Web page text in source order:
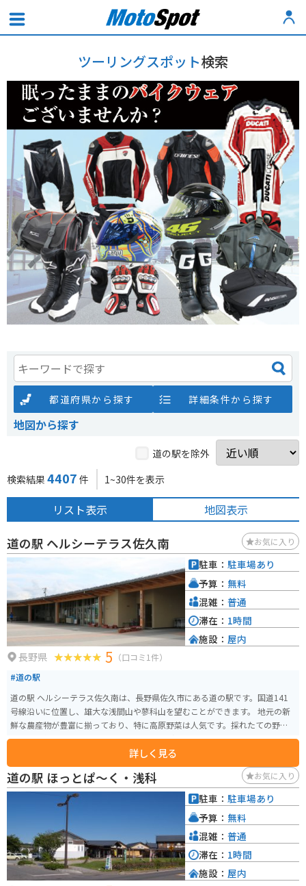
ツーリングスポット検索
都道府県から探す 詳細条件から探す
地図から探す
道の駅を除外
検索結果 4407 件 1~30件を表示
リスト表示 地図表示
道の駅 ヘルシーテラス佐久南 お気に入り
長野県 5 （口コミ1件）
#道の駅
道の駅 ヘルシーテラス佐久南は、長野県佐久市にある道の駅です。国道141
号線沿いに位置し、雄大な浅間山や蓼科山を望むことができます。 地元の新
鮮な農産物が豊富に揃っており、特に高原野菜は人気です。採れたての野菜
や果物を使ったソフトクリームやジャムなども販売されており、お土産にも
んに使った料理を楽しむことができます。信州そばや佐久鯉など、長野県なら
ではの味が堪能できます。 バイクで訪れる場合、駐車場も広々としており、
休憩場所としても最適です。道の駅 ヘルシーテラス佐久南は、雄大な自然を
感じながら、地元の美味しいものを楽しめるスポットです。
詳しく見る
駐車： 駐車場あり
予算： 無料
混雑： 普通
滞在： 1時間
施設： 屋内
道の駅 ほっとぱ～く・浅科 お気に入り
駐車： 駐車場あり
予算： 無料
混雑： 普通
滞在： 1時間
施設： 屋内